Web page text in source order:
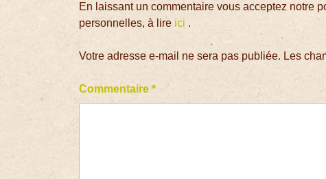
En laissant un commentaire vous acceptez notre
personnelles, à lire ici .
Votre adresse e-mail ne sera pas publiée. Les
Commentaire*